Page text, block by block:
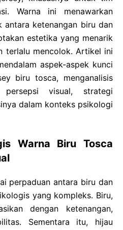
Warna ini menawarkan
antara ketenangan biru dan
estetika yang menarik
terlalu mencolok. Artikel ini
aspek-aspek kunci
biru tosca, menganalisis
persepsi visual, strategi
dalam konteks psikologi
Warna Biru Tosca
perpaduan antara biru dan
yang kompleks. Biru,
dengan ketenangan,
Sementara itu, hijau